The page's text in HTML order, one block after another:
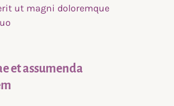
ut magni doloremque
et assumenda